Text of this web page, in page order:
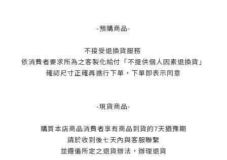
-預購商品-
不接受退換貨服務
依消費者要求所為之客製化給付「不提供個人因素退換貨」
確認尺寸正確再進行下單，下單即表示同意
-現貨商品-
購買本店商品消費者享有商品到貨的7天猶豫期
請於收到後七天內與客服聯繫
並遵循所定之退貨辦法，辦理退貨